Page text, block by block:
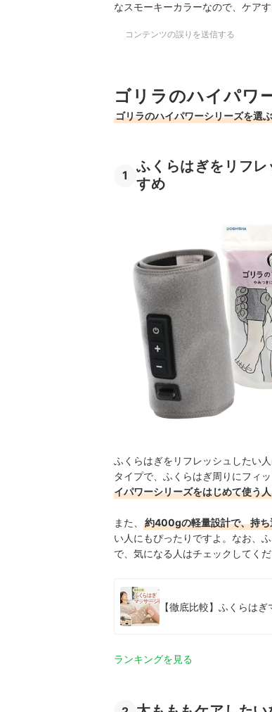
なスモーキーカラーなので、ケア
コンテンツの誤りを送信する
ゴリラのハイパワ
ゴリラのハイパワーシリーズを選
1
ふくらはぎをリフ
すめ
ふくらはぎをリフレッシュしたい
タイプで、ふくらはぎ周りにフィ
イパワーシリーズをはじめて使う
また、 約400gの軽量設計で、持ち
い人にもぴったりですよ。 なお、
で、気になる人はチェックしてくだ
【徹底比較】ふくらは
ランキングを見る